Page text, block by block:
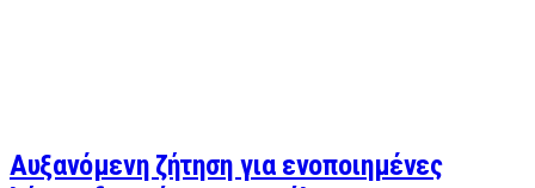
Αυξανόμενη ζήτηση για ενοποιημένες